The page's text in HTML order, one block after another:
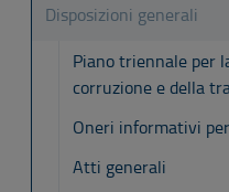
Disposizioni generali
Piano triennale per
corruzione e della
Oneri informativi
Atti generali